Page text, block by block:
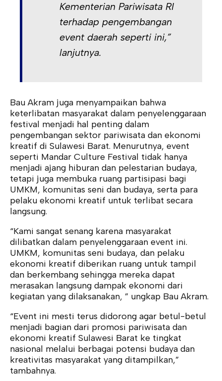
Kementerian Pariwisata RI
terhadap pengembangan
event daerah seperti ini,”
lanjutnya.
Bau Akram juga menyampaikan bahwa
keterlibatan masyarakat dalam penyelenggaraan
festival menjadi hal penting dalam
pengembangan sektor pariwisata dan ekonomi
kreatif di Sulawesi Barat. Menurutnya, event
seperti Mandar Culture Festival tidak hanya
menjadi ajang hiburan dan pelestarian budaya,
tetapi juga membuka ruang partisipasi bagi
UMKM, komunitas seni dan budaya, serta para
pelaku ekonomi kreatif untuk terlibat secara
langsung.
“Kami sangat senang karena masyarakat
dilibatkan dalam penyelenggaraan event ini.
UMKM, komunitas seni budaya, dan pelaku
ekonomi kreatif diberikan ruang untuk tampil
dan berkembang sehingga mereka dapat
merasakan langsung dampak ekonomi dari
kegiatan yang dilaksanakan, ” ungkap Bau Akram.
“Event ini mesti terus didorong agar betul-betul
menjadi bagian dari promosi pariwisata dan
ekonomi kreatif Sulawesi Barat ke tingkat
nasional melalui berbagai potensi budaya dan
kreativitas masyarakat yang ditampilkan,”
tambahnya.